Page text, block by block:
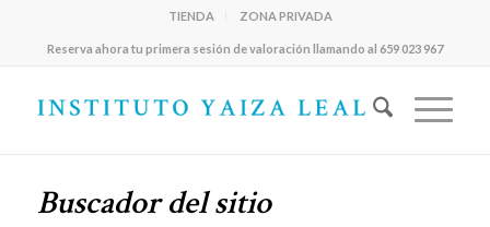
TIENDA ZONA PRIVADA
Reserva ahora tu primera sesión de valoración llamando al 659 023 967
Buscador del sitio